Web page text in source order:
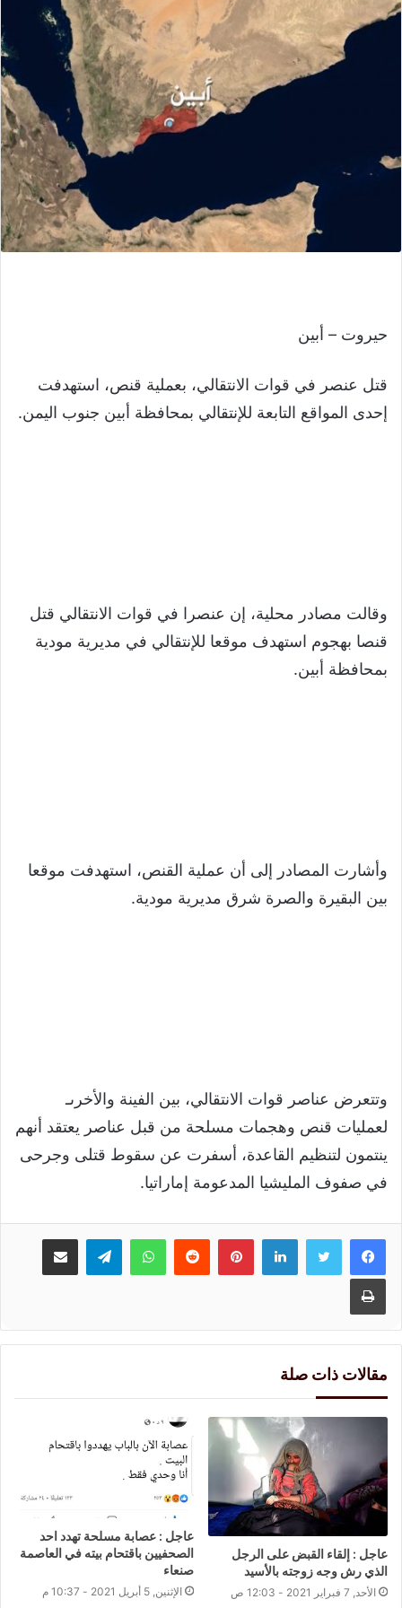
حيروت – أبين
قتل عنصر في قوات الانتقالي، بعملية قنص، استهدفت
إحدى المواقع التابعة للإنتقالي بمحافظة أبين جنوب اليمن.
وقالت مصادر محلية، إن عنصرا في قوات الانتقالي قتل
قنصا بهجوم استهدف موقعا للإنتقالي في مديرية مودية
بمحافظة أبين.
وأشارت المصادر إلى أن عملية القنص، استهدفت موقعا
بين البقيرة والصرة شرق مديرية مودية.
وتتعرض عناصر قوات الانتقالي، بين الفينة والأخرىـ
لعمليات قنص وهجمات مسلحة من قبل عناصر يعتقد أنهم
ينتمون لتنظيم القاعدة، أسفرت عن سقوط قتلى وجرحى
في صفوف المليشيا المدعومة إماراتيا.
لينكدإنبينتيريست واتسابتيلقرام مشاركة عبر البريد
طباعة
مقالات ذات صلة
عاجل : إلقاء القبض على الرجل
الذي رش وجه زوجته بالأسيد
الأحد, 7 فبراير 2021 - 12:03 ص
عاجل : عصابة مسلحة تهدد احد
الصحفيين باقتحام بيته في العاصمة
صنعاء
الإثنين, 5 أبريل 2021 - 10:37 م